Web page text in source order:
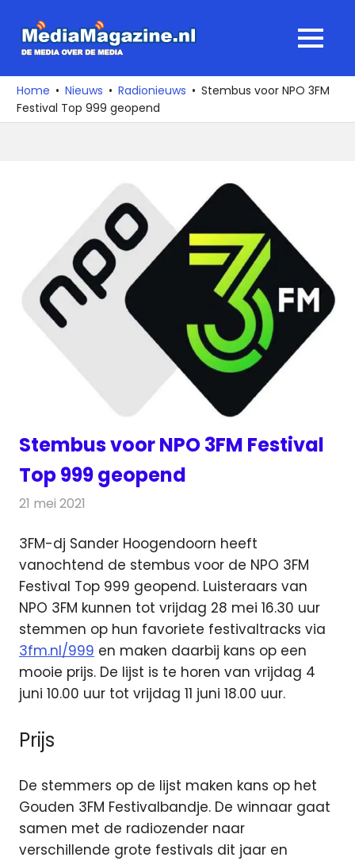
naar
media
over
de
MENU
Home Nieuws Radionieuws
Stembus voor NPO 3FM
Festival Top 999 geopend
Stembus voor NPO 3FM Festival
Top 999 geopend
21 mei 2021
3FM-dj Sander Hoogendoorn heeft
vanochtend de stembus voor de NPO 3FM
Festival Top 999 geopend. Luisteraars van
NPO 3FM kunnen tot vrijdag 28 mei 16.30 uur
stemmen op hun favoriete festivaltracks via
3fm.nl/999 en maken daarbij kans op een
mooie prijs. De lijst is te horen van vrijdag 4
juni 10.00 uur tot vrijdag 11 juni 18.00 uur.
Prijs
De stemmers op de lijst maken kans op het
Gouden 3FM Festivalbandje. De winnaar gaat
samen met de radiozender naar
verschillende grote festivals dit jaar en